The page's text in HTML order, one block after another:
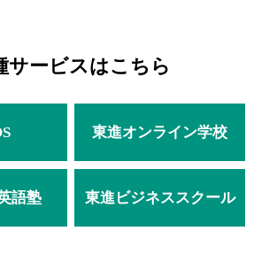
サービスはこちら
東進オンライン学校
語塾 東進ビジネススクール